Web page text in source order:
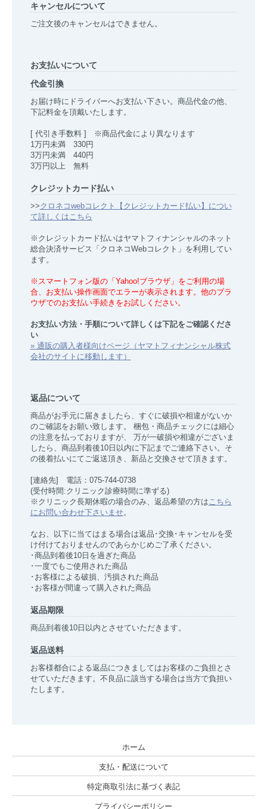
キャンセルについて
ご注文後のキャンセルはできません。
お支払いについて
代金引換
お届け時にドライバーへお支払い下さい。商品代金の他、
下記料金を頂戴いたします。
[ 代引き手数料 ] ※商品代金により異なります
1万円未満 330円
3万円未満 440円
3万円以上 無料
クレジットカード払い
>>クロネコwebコレクト【クレジットカード払い】につい
て詳しくはこちら
※クレジットカード払いはヤマトフィナンシャルのネット
総合決済サービス「クロネコWebコレクト」を利用してい
ます。
※スマートフォン版の「Yahoo!ブラウザ」をご利用の場
合、お支払い操作画面でエラーが表示されます。他のブラ
ウザでのお支払い手続きをお試しください。
お支払い方法・手順について詳しくは下記をご確認くださ
い
» 通販の購入者様向けページ（ヤマトフィナンシャル株式
会社のサイトに移動します）
返品について
商品がお手元に届きましたら、すぐに破損や相違がないか
のご確認をお願い致します。 梱包・商品チェックには細心
の注意を払っておりますが、 万が一破損や相違がございま
したら、商品到着後10日以内に下記までご連絡下さい。そ
の後着払いにてご返送頂き、新品と交換させて頂きます。
[連絡先] 電話：075-744-0738
(受付時間:クリニック診療時間に準ずる)
※クリニック長期休暇の場合のみ、返品希望の方は こちら
にお問い合わせ下さいませ。
なお、以下に当てはまる場合は返品･交換･キャンセルを受
け付けておりませんのであらかじめご了承ください。
･商品到着後10日を過ぎた商品
･一度でもご使用された商品
･お客様による破損、汚損された商品
･お客様が間違って購入された商品
返品期限
商品到着後10日以内とさせていただきます。
返品送料
お客様都合による返品につきましてはお客様のご負担とさ
せていただきます。不良品に該当する場合は当方で負担い
たします。
ホーム
支払・配送について
特定商取引法に基づく表記
プライバシーポリシー